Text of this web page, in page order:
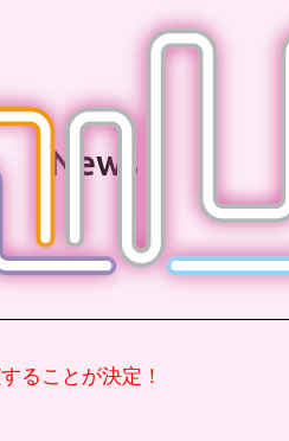
News
ることが決定！